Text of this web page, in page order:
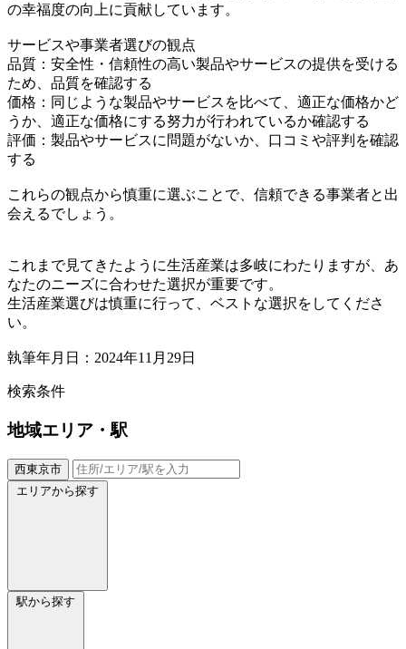
の幸福度の向上に貢献しています。
サービスや事業者選びの観点
品質：安全性・信頼性の高い製品やサービスの提供を受ける
ため、品質を確認する
価格：同じような製品やサービスを比べて、適正な価格かど
うか、適正な価格にする努力が行われているか確認する
評価：製品やサービスに問題がないか、口コミや評判を確認
する
これらの観点から慎重に選ぶことで、信頼できる事業者と出
会えるでしょう。
これまで見てきたように生活産業は多岐にわたりますが、あ
なたのニーズに合わせた選択が重要です。
生活産業選びは慎重に行って、ベストな選択をしてくださ
い。
執筆年月日：2024年11月29日
検索条件
地域エリア・駅
西東京市
エリアから探す
駅から探す